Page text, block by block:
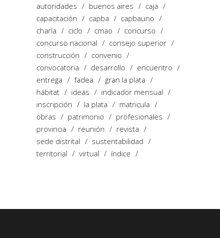
autoridades
buenos aires
caja
capacitación
capba
capbauno
charla
ciclo cmao
concurso
concurso nacional
consejo superior
construcción
convenio
convocatoria
desarrollo
encuentro
entrega
fadea
gran la plata
hábitat
ideas
indicador mensual
inscripción
la plata
matricula
obras
patrimonio
profesionales
provincia
reunión
revista
sede distrital
sustentabilidad
territorial
virtual índice